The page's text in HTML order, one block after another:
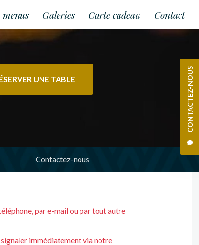
CONTACTEZ-NOUS
menus Galeries Carte cadeau Contact
UNE TABLE
Contactez-nous
par e-mail ou par tout autre
signaler immédiatement via notre